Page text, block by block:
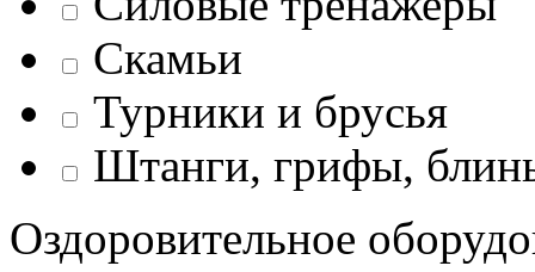
Скамьи
Турники и брусья
Штанги, грифы,
Оздоровительное